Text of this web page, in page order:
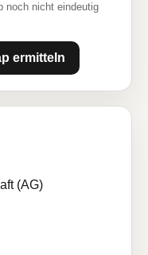
noch nicht eindeutig
ermitteln
(AG)